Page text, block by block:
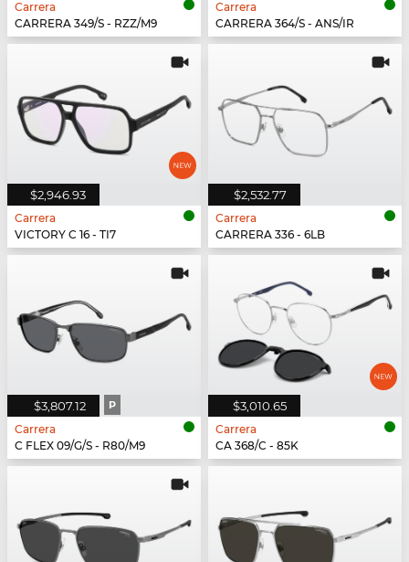
Carrera
CARRERA 349/S - RZZ/M9
Carrera
CARRERA 364/S - ANS/IR
$2,946.93
Carrera
VICTORY C 16 - TI7
$2,532.77
Carrera
CARRERA 336 - 6LB
$3,807.12 P
Carrera
C FLEX 09/G/S - R80/M9
$3,010.65
Carrera
CA 368/C - 85K